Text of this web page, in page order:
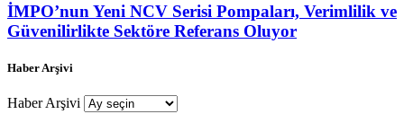
İMPO’nun Yeni NCV Serisi Pompaları, Verimlilik ve
Güvenilirlikte Sektöre Referans Oluyor
Haber Arşivi
Haber Arşivi